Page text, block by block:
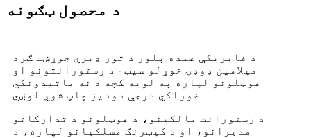
د محصول ټګونه
د فابریکې عمده پلور د تور ډبرې جوړښت ګرد
میلامین ډوډۍ خوړلو سیټ - د رستورانتونو او
هوټلونو لپاره په لویه کچه د نه ماتیدونکي
خوراکي درجې دودیز چاپ شوي لوښي
د رستورانت مالکینو، د هوټلونو د تدارکاتو
مدیرانو، او د کیټرنګ مسلکیانو لپاره، د